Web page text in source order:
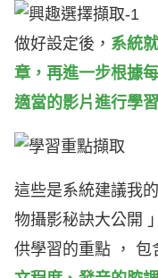
做好設定後， 系統
章，再進一步根據
適當的影片進行學習
這些是系統建議我
物攝影秘訣大公開
供學習的重點 ， 包